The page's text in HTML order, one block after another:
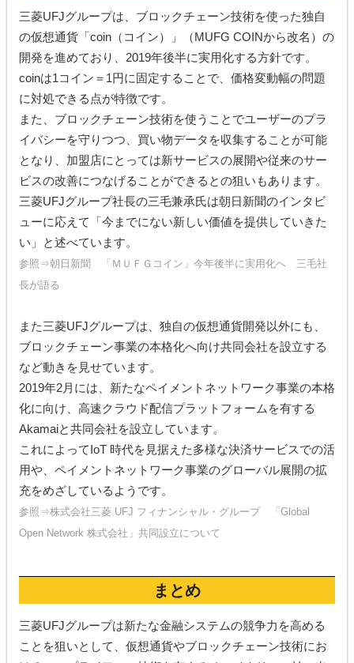
三菱UFJグループは、ブロックチェーン技術を使った独自
の仮想通貨「coin（コイン）」（MUFG COINから改名）の
開発を進めており、2019年後半に実用化する方針です。
coinは1コイン＝1円に固定することで、価格変動幅の問題
に対処できる点が特徴です。
また、ブロックチェーン技術を使うことでユーザーのプラ
イバシーを守りつつ、買い物データを収集することが可能
となり、加盟店にとっては新サービスの展開や従来のサー
ビスの改善につなげることができるとの狙いもあります。
三菱UFJグループ社長の三毛兼承氏は朝日新聞のインタビ
ューに応えて「今までにない新しい価値を提供していきた
い」と述べています。
参照⇒朝日新聞 「ＭＵＦＧコイン」今年後半に実用化へ 三毛社
長が語る
また三菱UFJグループは、独自の仮想通貨開発以外にも、
ブロックチェーン事業の本格化へ向け共同会社を設立する
など動きを見せています。
2019年2月には、新たなペイメントネットワーク事業の本格
化に向け、高速クラウド配信プラットフォームを有する
Akamaiと共同会社を設立しています。
これによってIoT 時代を見据えた多様な決済サービスでの活
用や、ペイメントネットワーク事業のグローバル展開の拡
充をめざしているようです。
参照⇒株式会社三菱 UFJ フィナンシャル・グループ 「Global
Open Network 株式会社」共同設立について
まとめ
三菱UFJグループは新たな金融システムの競争力を高める
ことを狙いとして、仮想通貨やブロックチェーン技術にお